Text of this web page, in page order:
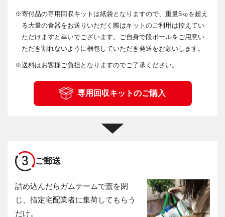
※寄付品の専用回収キットは紙袋となりますので、重量5㎏を超え
る大量の食器をお送りいただく際はキットのご利用は控えてい
ただけますと幸いでございます。ご自身で段ボールをご用意い
ただき割れないように梱包していただき発送をお願いします。
※送料はお客様ご負担となりますのでご了承ください。
専用回収キットのご購入
3 ご郵送
詰め込んだらガムテームで蓋を閉
じ、指定宅配業者に集荷してもらう
だけ。